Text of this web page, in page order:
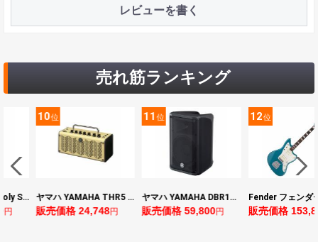
レビューを書く
売れ筋ランキング
ヤマハ YAMAHA THR5 コンパクトギターアンプ 小型アンプ
円
11位
ヤマハ YAMAHA DBR10 パワードスピーカー
販売価格 59,800円
12位
Fender フェンダー Made in Japan Traditional Late 60s Jazzmaster RW Ocean Turquoise Metallic エレキギター
販売価格 153,896円
13位
販売価格